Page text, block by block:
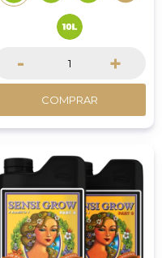
- +
COMPRAR